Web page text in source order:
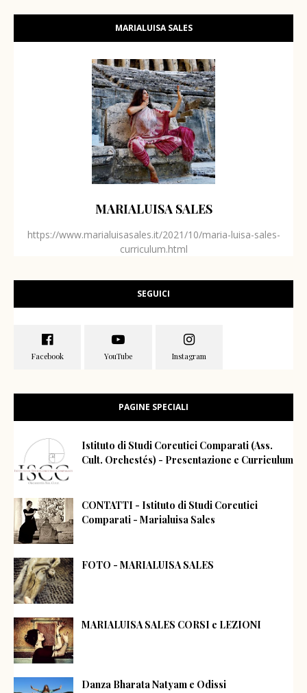
MARIALUISA SALES
MARIALUISA SALES
https://www.marialuisasales.it/2021/10/maria-luisa-sales-
curriculum.html
SEGUICI
PAGINE SPECIALI
Istituto di Studi Coreutici Comparati (Ass.
Cult. Orchestés) - Presentazione e Curriculum
CONTATTI - Istituto di Studi Coreutici
Comparati - Marialuisa Sales
FOTO - MARIALUISA SALES
MARIALUISA SALES CORSI e LEZIONI
Danza Bharata Natyam e Odissi